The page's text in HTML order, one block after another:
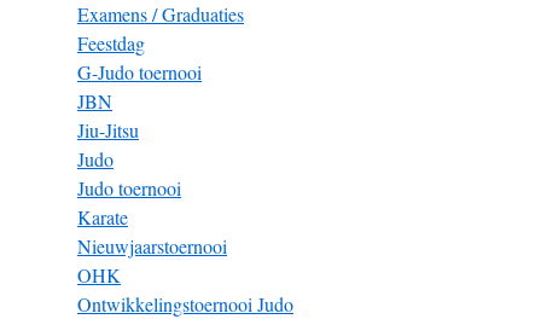
Examens / Graduaties
Feestdag
G-Judo toernooi
JBN
Jiu-Jitsu
Judo
Judo toernooi
Karate
Nieuwjaarstoernooi
OHK
Ontwikkelingstoernooi Judo